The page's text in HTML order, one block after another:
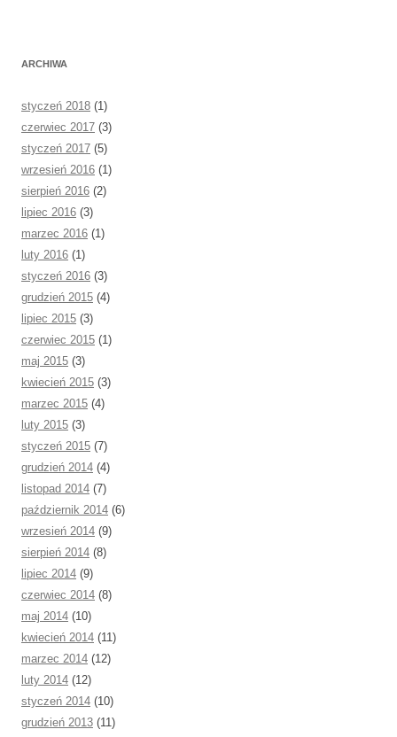
ARCHIWA
styczeń 2018 (1)
czerwiec 2017 (3)
styczeń 2017 (5)
wrzesień 2016 (1)
sierpień 2016 (2)
lipiec 2016 (3)
marzec 2016 (1)
luty 2016 (1)
styczeń 2016 (3)
grudzień 2015 (4)
lipiec 2015 (3)
czerwiec 2015 (1)
maj 2015 (3)
kwiecień 2015 (3)
marzec 2015 (4)
luty 2015 (3)
styczeń 2015 (7)
grudzień 2014 (4)
listopad 2014 (7)
październik 2014 (6)
wrzesień 2014 (9)
sierpień 2014 (8)
lipiec 2014 (9)
czerwiec 2014 (8)
maj 2014 (10)
kwiecień 2014 (11)
marzec 2014 (12)
luty 2014 (12)
styczeń 2014 (10)
grudzień 2013 (11)